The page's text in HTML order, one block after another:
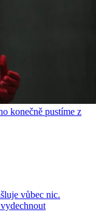
konečně pustíme z
vůbec nic.